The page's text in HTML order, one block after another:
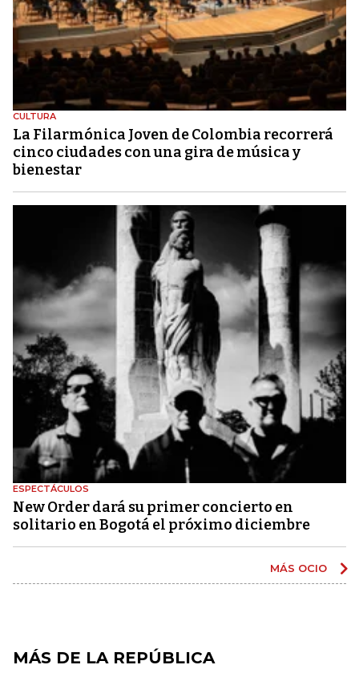
CULTURA
La Filarmónica Joven de Colombia recorrerá
cinco ciudades con una gira de música y
bienestar
ESPECTÁCULOS
New Order dará su primer concierto en
solitario en Bogotá el próximo diciembre
MÁS OCIO
MÁS DE LA REPÚBLICA